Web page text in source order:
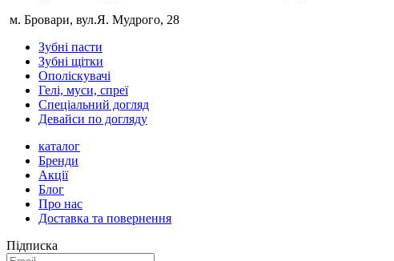
м. Бровари, вул.Я. Мудрого, 28
Зубні пасти
Зубні щітки
Ополіскувачі
Гелі, муси, спреї
Спеціальний догляд
Девайси по догляду
каталог
Бренди
Акції
Блог
Про нас
Доставка та повернення
Підписка